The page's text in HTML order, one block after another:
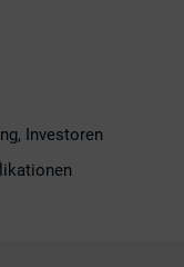
Investoren